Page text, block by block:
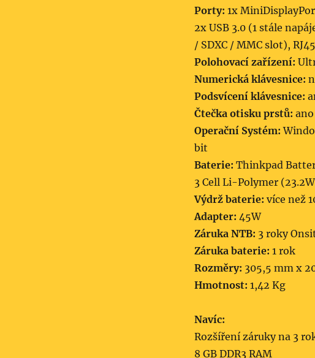
Porty: 1x
2x USB 3.0 (1 stále
/ SDXC / MMC slot),
Polohovací zařízení:
Numerická klávesnice:
Podsvícení klávesnice:
Čtečka otisku prstů: ano
Operační Systém:
bit
Baterie: Thinkpad
3 Cell Li-Polymer
Výdrž baterie: více než
Adapter: 45W
Záruka NTB: 3 roky
Záruka baterie: 1 rok
Rozměry: 305,5 mm x
Hmotnost: 1,42 Kg
Navíc:
Rozšíření záruky na 3
8 GB DDR3 RAM